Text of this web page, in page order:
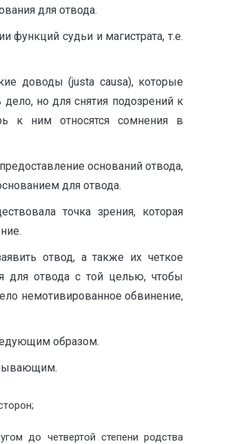
для отвода.
функций судьи и магистрата, т.е.
доводы (justa causa), которые
но для снятия подозрений к
к ним относятся сомнения в
оснований отвода,
для отвода.
точка зрения, которая
отвод, а также их четкое
для отвода с той целью, чтобы
немотивированное обвинение,
образом.
до четвертой степени родства